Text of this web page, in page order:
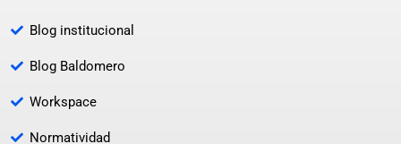
Blog institucional
Blog Baldomero
Workspace
Normatividad